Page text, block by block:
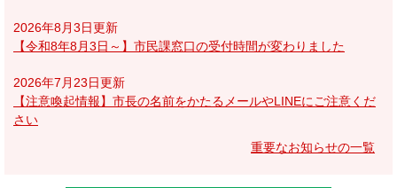
2026年8月3日更新
【令和8年8月3日～】市民課窓口の受付時間が変わりました
2026年7月23日更新
【注意喚起情報】市長の名前をかたるメールやLINEにご注意くだ
さい
重要なお知らせの一覧